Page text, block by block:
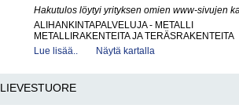
Hakutulos löytyi yrityksen omien www-sivujen
ALIHANKINTAPALVELUJA - METALLI
METALLIRAKENTEITA JA TERÄSRAKENTEITA
Lue lisää..
Näytä kartalla
LIEVESTUORE